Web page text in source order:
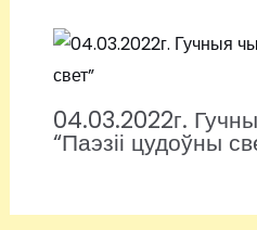
04.03.2022г.
“Паэзіі цудоўны